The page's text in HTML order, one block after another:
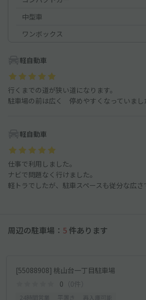
中型車
ワンボックス
軽自動車
行くまでの道が狭い道になります。
駐車場の前は広く 停めやすくなっていまし
軽自動車
仕事で利用しました。
ナビで問題なく行けました。
軽トラでしたが、駐車スペースも従分な広さ
周辺の駐車場： 5 件あります
[55088908] 桃山台一丁目駐車場
0 （0件）